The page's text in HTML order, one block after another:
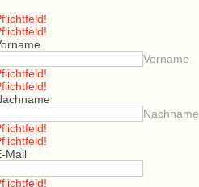
Vorname
Nachname
Mail